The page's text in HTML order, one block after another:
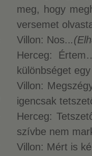
meg, hogy
versemet
Villon: Nos..
Herceg:
különbséget
Villon:
igencsak
Herceg:
szívbe nem
Villon: Mért is